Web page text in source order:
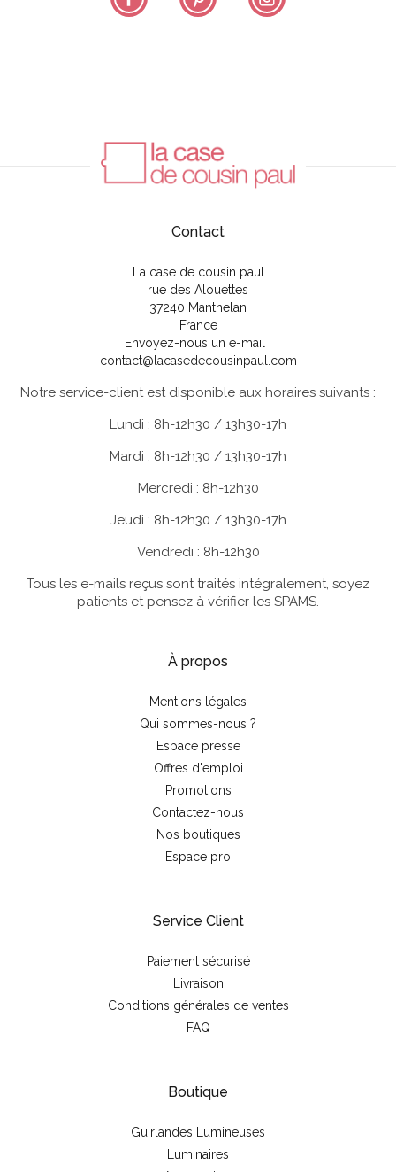
Contact
La case de cousin paul
rue des Alouettes
37240 Manthelan
France
Envoyez-nous un e-mail :
contact@lacasedecousinpaul.com
Notre service-client est disponible aux horaires suivants :
Lundi : 8h-12h30 / 13h30-17h
Mardi : 8h-12h30 / 13h30-17h
Mercredi : 8h-12h30
Jeudi : 8h-12h30 / 13h30-17h
Vendredi : 8h-12h30
Tous les e-mails reçus sont traités intégralement, soyez
patients et pensez à vérifier les SPAMS.
À propos
Mentions légales
Qui sommes-nous ?
Espace presse
Offres d'emploi
Promotions
Contactez-nous
Nos boutiques
Espace pro
Service Client
Paiement sécurisé
Livraison
Conditions générales de ventes
FAQ
Boutique
Guirlandes Lumineuses
Luminaires